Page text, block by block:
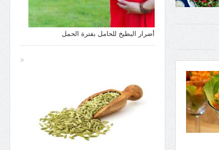
أضرار البطيخ للحامل بفترة الحمل